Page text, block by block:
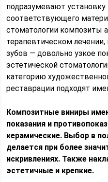
подразумевают установку
соответствующего
стоматологии композиты
терапевтическом
зубов — довольно узкое
эстетической
категорию
реставрации подходят
Композитные виниры
показания и
керамические. Выбор в
делается при более
искривлениях. Также
эстетичные и крепкие.